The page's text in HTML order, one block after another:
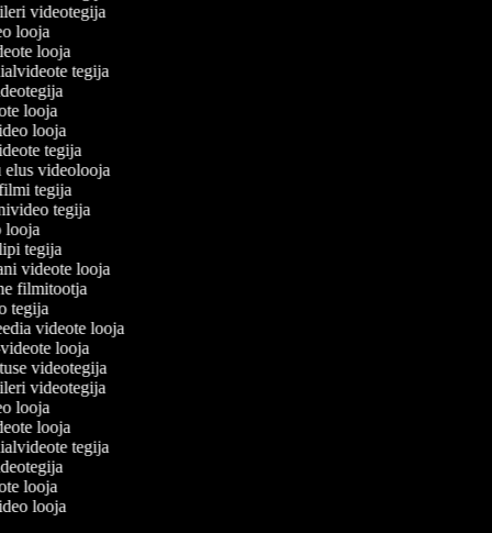
videotegija
looja
looja
tegija
looja
looja
tegija
elus videolooja
tegija
tegija
looja
tegija
videote looja
filmitootja
tegija
videote looja
videote looja
videotegija
videotegija
looja
looja
tegija
looja
looja